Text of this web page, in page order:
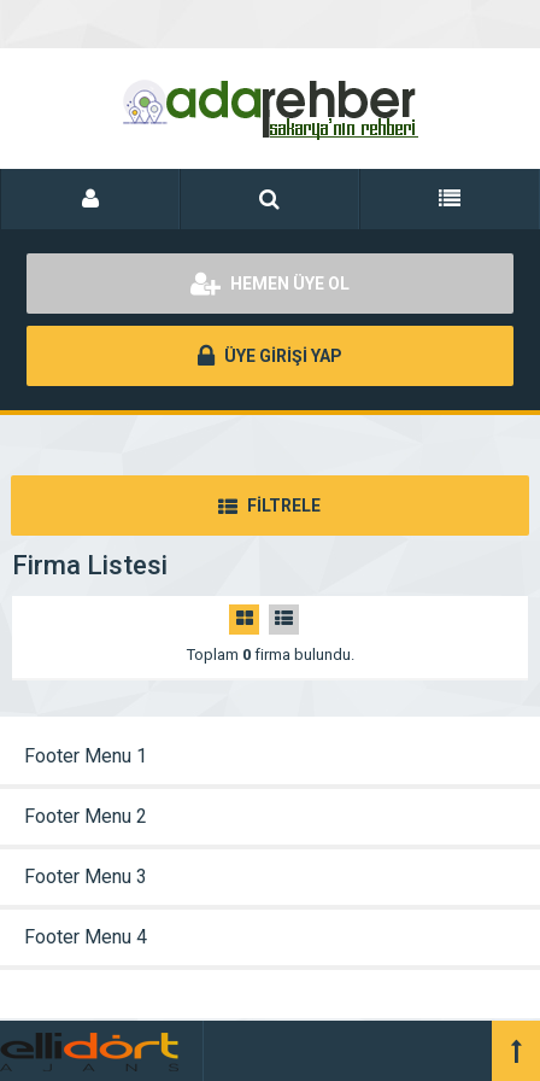
HEMEN ÜYE OL
ÜYE GİRİŞİ YAP
FİLTRELE
Firma Listesi
Toplam 0firma bulundu.
Footer Menu 1
Footer Menu 2
Footer Menu 3
Footer Menu 4